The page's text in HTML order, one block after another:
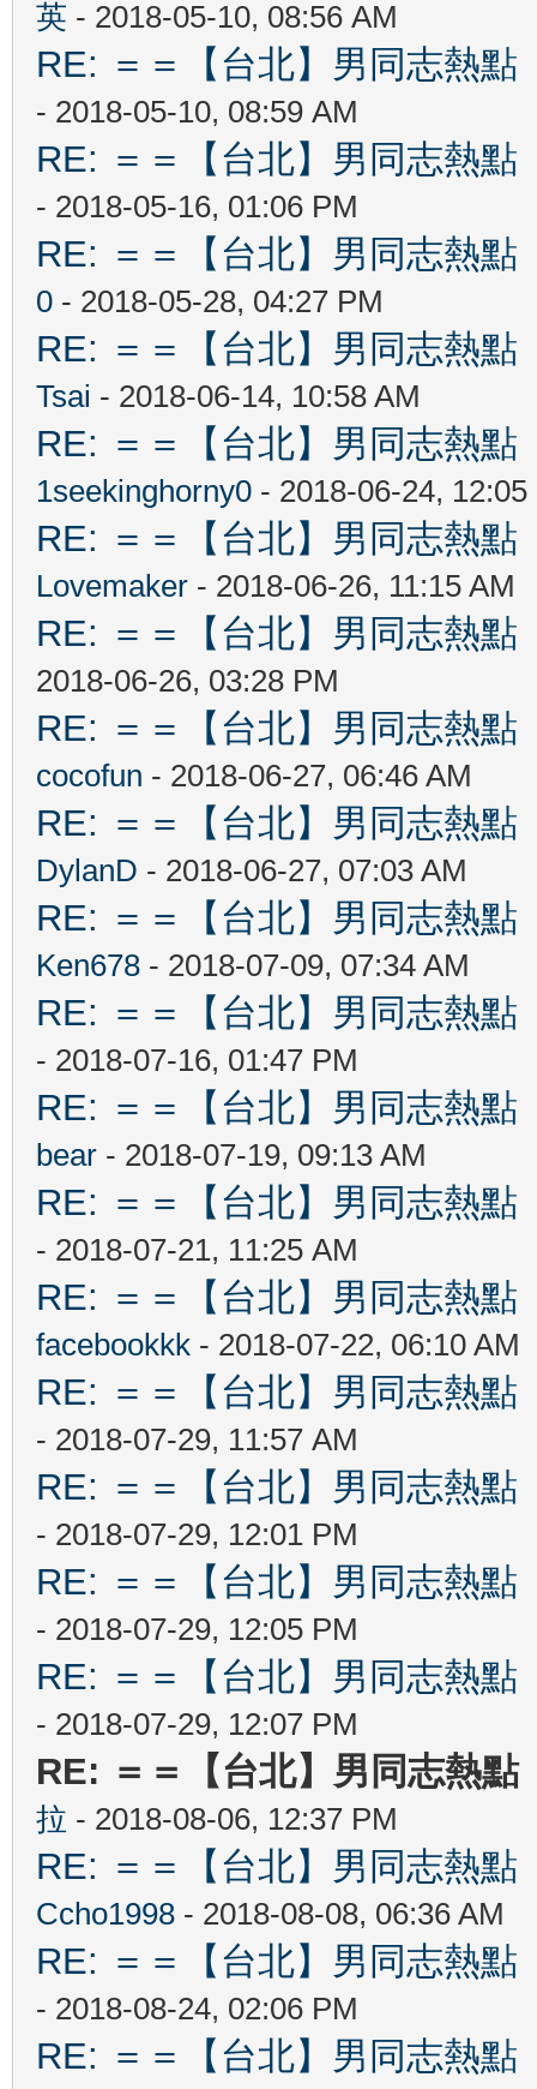
英 - 2018-05-10, 08:56 AM
RE: ＝＝【台北】男同志熱
- 2018-05-10, 08:59 AM
RE: ＝＝【台北】男同志熱
- 2018-05-16, 01:06 PM
RE: ＝＝【台北】男同志熱
0 - 2018-05-28, 04:27 PM
RE: ＝＝【台北】男同志熱
Tsai - 2018-06-14, 10:58 AM
RE: ＝＝【台北】男同志熱
1seekinghorny0 - 2018-06-24, 12:05
RE: ＝＝【台北】男同志熱
Lovemaker - 2018-06-26, 11:15 AM
RE: ＝＝【台北】男同志熱
2018-06-26, 03:28 PM
RE: ＝＝【台北】男同志熱
cocofun - 2018-06-27, 06:46 AM
RE: ＝＝【台北】男同志熱
DylanD - 2018-06-27, 07:03 AM
RE: ＝＝【台北】男同志熱
Ken678 - 2018-07-09, 07:34 AM
RE: ＝＝【台北】男同志熱
- 2018-07-16, 01:47 PM
RE: ＝＝【台北】男同志熱
bear - 2018-07-19, 09:13 AM
RE: ＝＝【台北】男同志熱
- 2018-07-21, 11:25 AM
RE: ＝＝【台北】男同志熱
facebookkk - 2018-07-22, 06:10 AM
RE: ＝＝【台北】男同志熱
- 2018-07-29, 11:57 AM
RE: ＝＝【台北】男同志熱
- 2018-07-29, 12:01 PM
RE: ＝＝【台北】男同志熱
- 2018-07-29, 12:05 PM
RE: ＝＝【台北】男同志熱
- 2018-07-29, 12:07 PM
RE: ＝＝【台北】男同志熱
拉 - 2018-08-06, 12:37 PM
RE: ＝＝【台北】男同志熱
Ccho1998 - 2018-08-08, 06:36 AM
RE: ＝＝【台北】男同志熱
- 2018-08-24, 02:06 PM
RE: ＝＝【台北】男同志熱